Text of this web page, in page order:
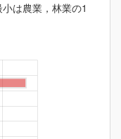
は農業，林業の1